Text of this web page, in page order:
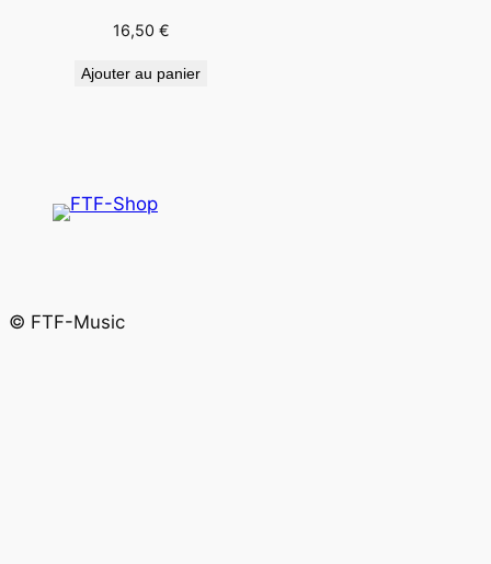
16,50 €
Ajouter au panier
© FTF-Music